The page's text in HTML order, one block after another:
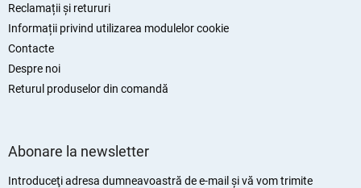
Reclamații și retururi
Informații privind utilizarea modulelor cookie
Contacte
Despre noi
Returul produselor din comandă
Abonare la newsletter
Introduceţi adresa dumneavoastră de e-mail şi vă vom trimite